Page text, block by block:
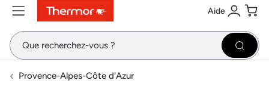
ContenuMenuRecherche Aide
Se
Provence-Alpes-Côte d'Azur